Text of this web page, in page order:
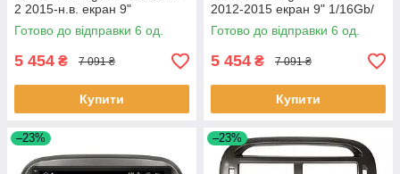
2 2015-н.в. екран 9"
1/16Gb/Wi-Fi GPS Optima 6шт
Готово до відправки 6 од.
5 454 ₴ 7 091 ₴
Купити
2012-2015 екран 9" 1/16Gb/
Wi-Fi GPS Optima 6шт
Готово до відправки 6 од.
5 454 ₴ 7 091 ₴
Купити
–23% –23%